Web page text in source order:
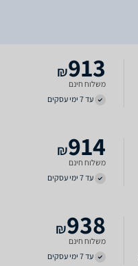
913
₪
משלוח חינם
עד 7 ימי עסקים
914
₪
משלוח חינם
עד 7 ימי עסקים
938
₪
משלוח חינם
עד 7 ימי עסקים